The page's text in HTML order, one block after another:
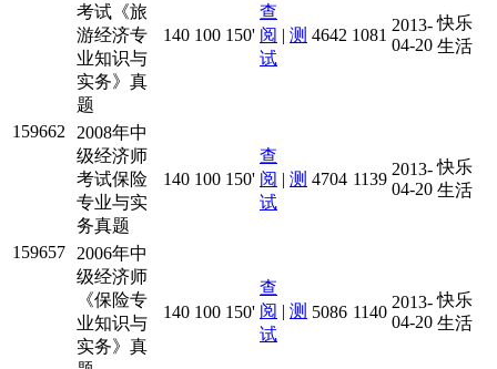
考试《旅
游经济专
业知识与
实务》真
题
140 100 150'
查
阅 | 测
试
4642 1081
2013-
04-20
快乐
生活
159662
2008年中
级经济师
考试保险
专业与实
务真题
140 100 150'
查
阅 | 测
试
4704 1139
2013-
04-20
快乐
生活
159657
2006年中
级经济师
《保险专
业知识与
实务》真
140 100 150'
查
阅 | 测
试
5086 1140
2013-
04-20
快乐
生活